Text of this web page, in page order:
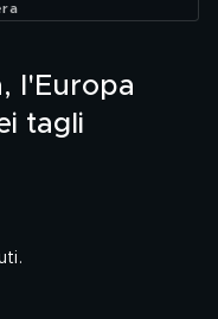
l'Europa
tagli